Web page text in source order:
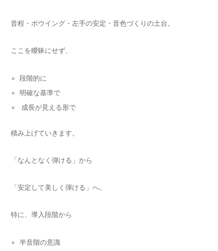
音程・ボウイング・左手の安定・音色づくりの土台。
ここを曖昧にせず、
段階的に
明確な基準で
成長が見える形で
積み上げていきます。
「なんとなく弾ける」から
「安定して美しく弾ける」へ。
特に、導入段階から
半音階の意識